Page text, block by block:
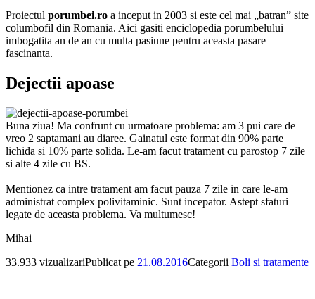
Proiectul porumbei.ro a inceput in 2003 si este cel mai „batran” site
columbofil din Romania. Aici gasiti enciclopedia porumbelului
imbogatita an de an cu multa pasiune pentru aceasta pasare
fascinanta.
Dejectii apoase
Buna ziua! Ma confrunt cu urmatoare problema: am 3 pui care de
vreo 2 saptamani au diaree. Gainatul este format din 90% parte
lichida si 10% parte solida. Le-am facut tratament cu parostop 7 zile
si alte 4 zile cu BS.
Mentionez ca intre tratament am facut pauza 7 zile in care le-am
administrat complex polivitaminic. Sunt incepator. Astept sfaturi
legate de aceasta problema. Va multumesc!
Mihai
33.933 vizualizariPublicat pe 21.08.2016Categorii Boli si tratamente